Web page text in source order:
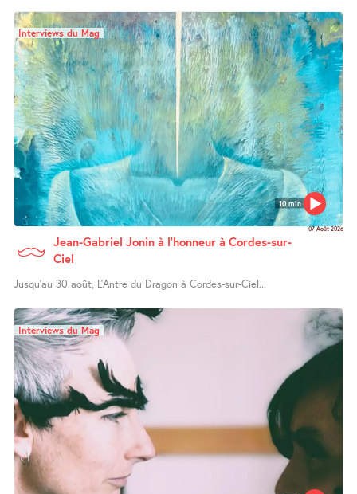
10 min
Interviews du Mag
07 Août 2026
Jean-Gabriel Jonin à l’honneur à Cordes-sur-
Ciel
Jusqu’au 30 août, L’Antre du Dragon à Cordes-sur-Ciel...
Interviews du Mag